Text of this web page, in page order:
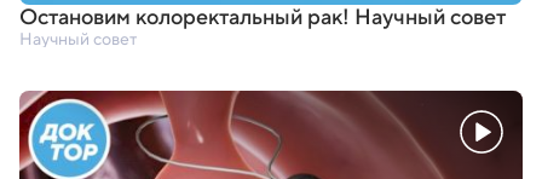
Остановим колоректальный рак! Научный совет
Научный совет